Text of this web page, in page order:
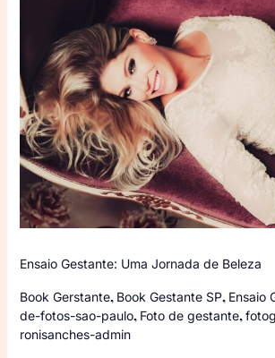
Ensaio Gestante: Uma Jornada de Beleza
Book Gerstante, Book Gestante SP, Ensaio
de-fotos-sao-paulo, Foto de gestante,
ronisanches-admin
Jornada
de
Beleza